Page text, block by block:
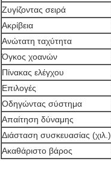
Ζυγίζοντας σειρά
Ακρίβεια
Ανώτατη ταχύτητα
Όγκος χοανών
Πίνακας ελέγχου
Επιλογές
Οδηγώντας σύστημα
Απαίτηση δύναμης
Διάσταση συσκευασίας (χιλ.)
Ακαθάριστο βάρος